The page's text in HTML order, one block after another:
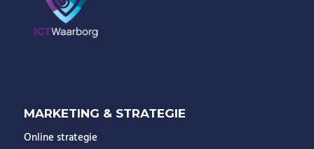
MARKETING & STRATEGIE
Online strategie